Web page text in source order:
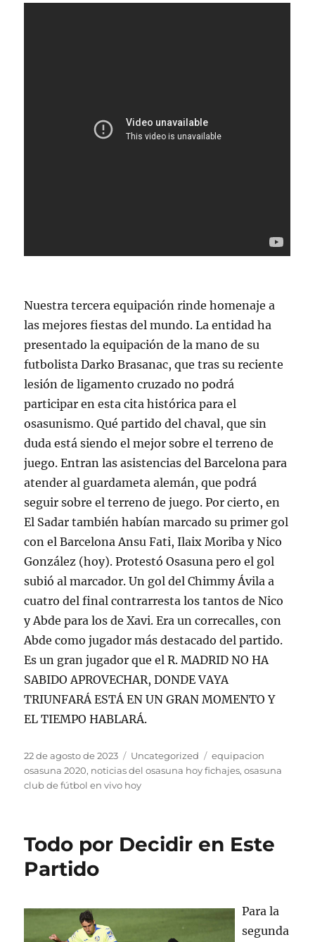
Nuestra tercera equipación rinde homenaje a
las mejores fiestas del mundo. La entidad ha
presentado la equipación de la mano de su
futbolista Darko Brasanac, que tras su reciente
lesión de ligamento cruzado no podrá
participar en esta cita histórica para el
osasunismo. Qué partido del chaval, que sin
duda está siendo el mejor sobre el terreno de
juego. Entran las asistencias del Barcelona para
atender al guardameta alemán, que podrá
seguir sobre el terreno de juego. Por cierto, en
El Sadar también habían marcado su primer gol
con el Barcelona Ansu Fati, Ilaix Moriba y Nico
González (hoy). Protestó Osasuna pero el gol
subió al marcador. Un gol del Chimmy Ávila a
cuatro del final contrarresta los tantos de Nico
y Abde para los de Xavi. Era un correcalles, con
Abde como jugador más destacado del partido.
Es un gran jugador que el R. MADRID NO HA
SABIDO APROVECHAR, DONDE VAYA
TRIUNFARÁ ESTÁ EN UN GRAN MOMENTO Y
EL TIEMPO HABLARÁ.
Publicado
el
22 de agosto de 2023 Categorías
Uncategorized Etiquetas
equipacion
osasuna 2020, noticias del osasuna hoy fichajes,osasuna
club de fútbol en vivo hoy
Todo por Decidir en Este
Partido
Para la
segunda